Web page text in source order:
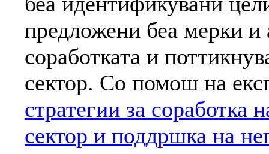
предложени беа мерки и
соработката и
сектор. Со помош на
стратегии за соработка
сектор и поддршка на